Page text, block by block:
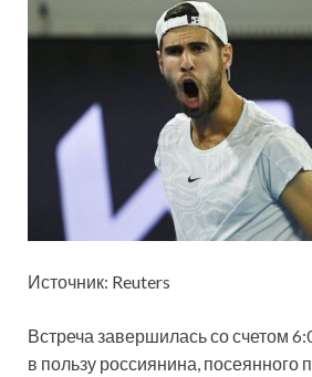
Источник: Reuters
Встреча завершилась со счетом
в пользу россиянина, посеянного